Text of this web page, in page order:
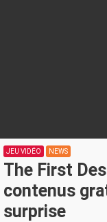
JEU VIDÉO NEWS
The First
contenus
surprise